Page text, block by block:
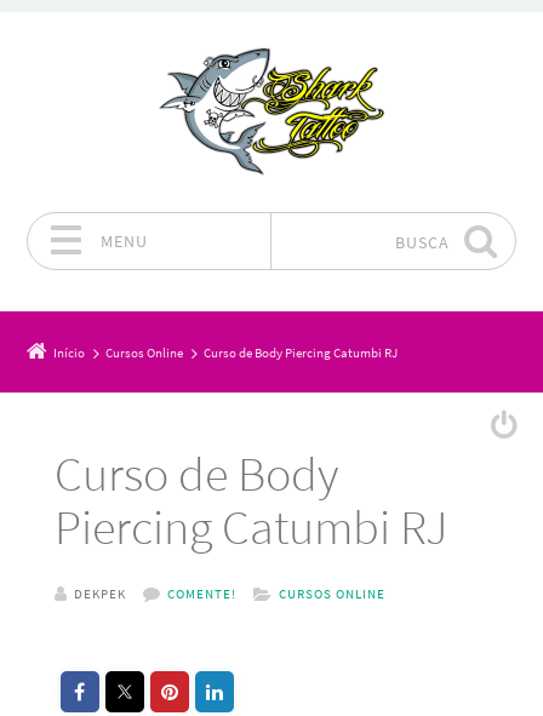
MENU BUSCA
Início Cursos Online Curso de Body Piercing Catumbi RJ
Curso de Body
Piercing Catumbi RJ
DEKPEK COMENTE! CURSOS ONLINE